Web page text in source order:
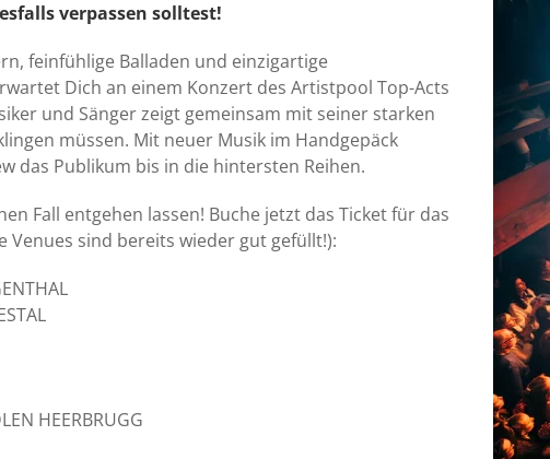
verpassen solltest!
feinfühlige Balladen und einzigartige
Dich an einem Konzert des Artistpool Top-Acts
und Sänger zeigt gemeinsam mit seiner starken
müssen. Mit neuer Musik im Handgepäck
das Publikum bis in die hintersten Reihen.
Fall entgehen lassen! Buche jetzt das Ticket für das
Venues sind bereits wieder gut gefüllt!):
HEERBRUGG